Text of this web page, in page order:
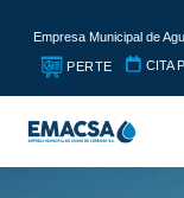
Empresa Municipal de
PERTE CITA